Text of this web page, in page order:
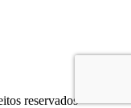
reservados